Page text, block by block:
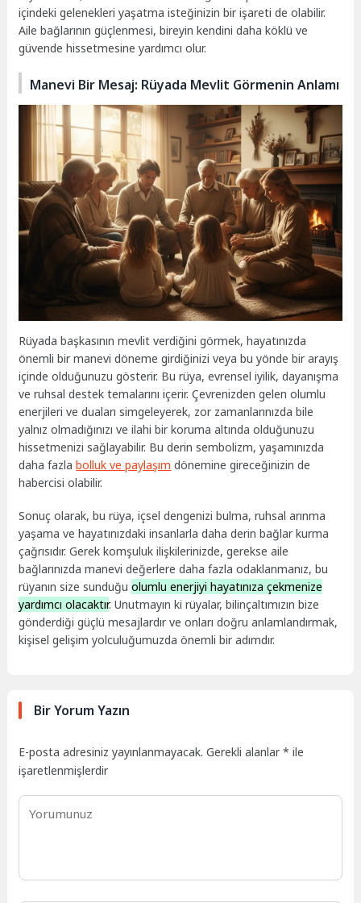
içindeki gelenekleri yaşatma isteğinizin bir işareti de olabilir.
Aile bağlarının güçlenmesi, bireyin kendini daha köklü ve
güvende hissetmesine yardımcı olur.
Manevi Bir Mesaj: Rüyada Mevlit Görmenin Anlamı
Rüyada başkasının mevlit verdiğini görmek, hayatınızda
önemli bir manevi döneme girdiğinizi veya bu yönde bir arayış
içinde olduğunuzu gösterir. Bu rüya, evrensel iyilik, dayanışma
ve ruhsal destek temalarını içerir. Çevrenizden gelen olumlu
enerjileri ve duaları simgeleyerek, zor zamanlarınızda bile
yalnız olmadığınızı ve ilahi bir koruma altında olduğunuzu
hissetmenizi sağlayabilir. Bu derin sembolizm, yaşamınızda
daha fazlabolluk ve paylaşım dönemine gireceğinizin de
habercisi olabilir.
Sonuç olarak, bu rüya, içsel dengenizi bulma, ruhsal arınma
yaşama ve hayatınızdaki insanlarla daha derin bağlar kurma
çağrısıdır. Gerek komşuluk ilişkilerinizde, gerekse aile
bağlarınızda manevi değerlere daha fazla odaklanmanız, bu
rüyanın size sunduğuolumlu enerjiyi hayatınıza çekmenize
yardımcı olacaktır. Unutmayın ki rüyalar, bilinçaltımızın bize
gönderdiği güçlü mesajlardır ve onları doğru anlamlandırmak,
kişisel gelişim yolculuğumuzda önemli bir adımdır.
Bir Yorum Yazın
E-posta adresiniz yayınlanmayacak. Gerekli alanlar* ile
işaretlenmişlerdir